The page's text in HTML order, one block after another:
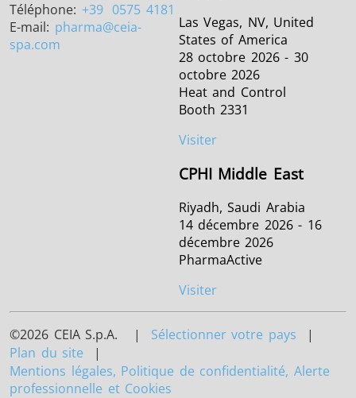
Téléphone: +39 0575 4181
E-mail: pharma@ceia-
spa.com
Las Vegas, NV, United
States of America
28 octobre 2026 - 30
octobre 2026
Heat and Control
Booth 2331
Visiter
CPHI Middle East
Riyadh, Saudi Arabia
14 décembre 2026 - 16
décembre 2026
PharmaActive
Visiter
©2026 CEIA S.p.A. | Sélectionner votre pays |
Plan du site |
Mentions légales, Politique de confidentialité, Alerte
professionnelle et Cookies